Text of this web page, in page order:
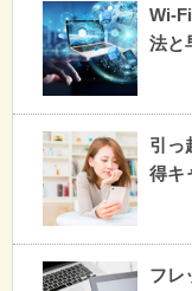
Wi-
法と
引っ
得キ
フレ